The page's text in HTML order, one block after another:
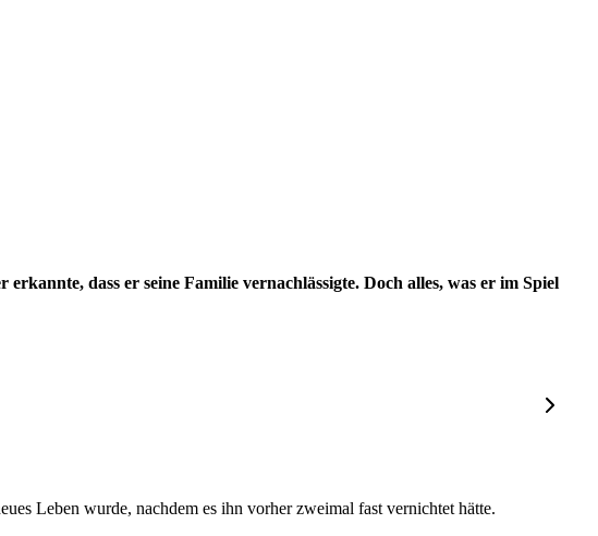
dass er seine Familie vernachlässigte. Doch alles, was er im Spiel
Leben wurde, nachdem es ihn vorher zweimal fast vernichtet hätte.